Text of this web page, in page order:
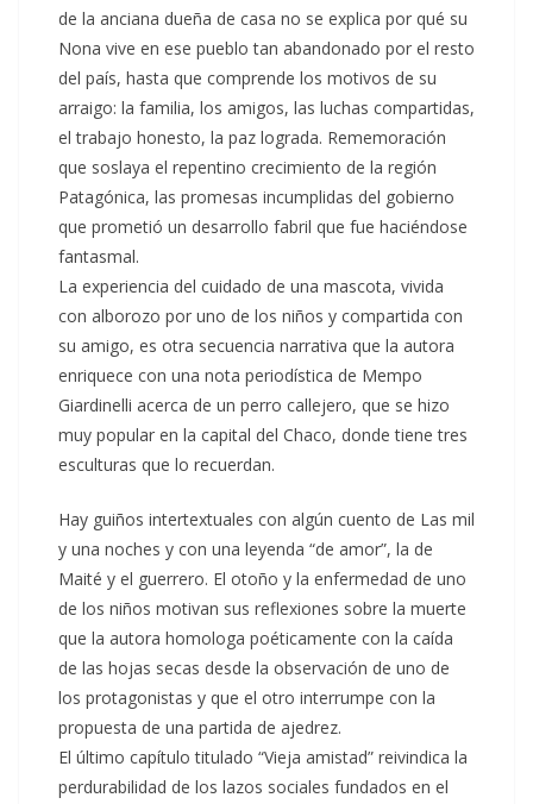
de la anciana dueña de casa no se explica por qué su
Nona vive en ese pueblo tan abandonado por el resto
del país, hasta que comprende los motivos de su
arraigo: la familia, los amigos, las luchas compartidas,
el trabajo honesto, la paz lograda. Rememoración
que soslaya el repentino crecimiento de la región
Patagónica, las promesas incumplidas del gobierno
que prometió un desarrollo fabril que fue haciéndose
fantasmal.
La experiencia del cuidado de una mascota, vivida
con alborozo por uno de los niños y compartida con
su amigo, es otra secuencia narrativa que la autora
enriquece con una nota periodística de Mempo
Giardinelli acerca de un perro callejero, que se hizo
muy popular en la capital del Chaco, donde tiene tres
esculturas que lo recuerdan.
Hay guiños intertextuales con algún cuento de Las mil
y una noches y con una leyenda “de amor”, la de
Maité y el guerrero. El otoño y la enfermedad de uno
de los niños motivan sus reflexiones sobre la muerte
que la autora homologa poéticamente con la caída
de las hojas secas desde la observación de uno de
los protagonistas y que el otro interrumpe con la
propuesta de una partida de ajedrez.
El último capítulo titulado “Vieja amistad” reivindica la
perdurabilidad de los lazos sociales fundados en el